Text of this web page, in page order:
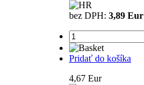
bez DPH: 3,89 Eur
Pridať do košíka
4,67 Eur